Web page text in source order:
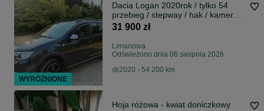
Dacia Logan 2020rok / tylko 54
przebieg / stepway / hak / kamera
cofania
31 900 zł
Limanowa
Odświeżono dnia 06 sierpnia 2026
2020 - 54 200 km
Hoja różowa - kwiat doniczkowy
WYRÓŻNIONE